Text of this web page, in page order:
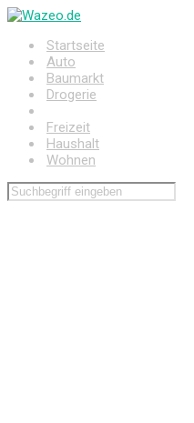
Zum
springenStartseite
Auto
Baumarkt
Drogerie
Freizeit
Haushalt
Wohnen